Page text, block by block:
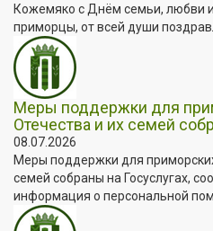
Кожемяко с Днём семьи, любви
приморцы, от всей души
Меры поддержки для
Отечества и их семей
08.07.2026
Меры поддержки для
семей собраны на Госуслугах,
информация о персональной